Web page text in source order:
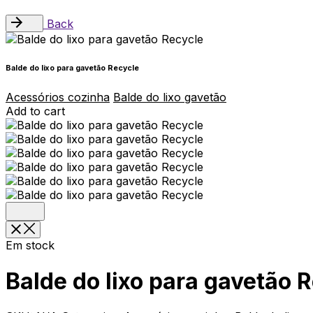
Back
Balde do lixo para gavetão Recycle
Acessórios cozinha Balde do lixo gavetão
Add to cart
Em stock
Balde do lixo para gavetão